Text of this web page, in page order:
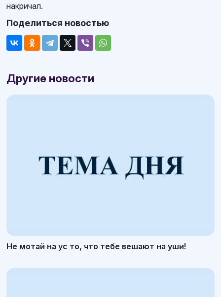
накричал.
Поделиться новостью
Другие новости
Не мотай на ус то, что тебе вешают на уши!